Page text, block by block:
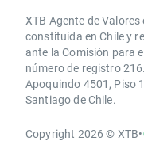
XTB Agente de
constituida en Chile y
ante la Comisión para
número de registro
Apoquindo 4501, Piso
Santiago de Chile.
Copyright 2026 © XTB•